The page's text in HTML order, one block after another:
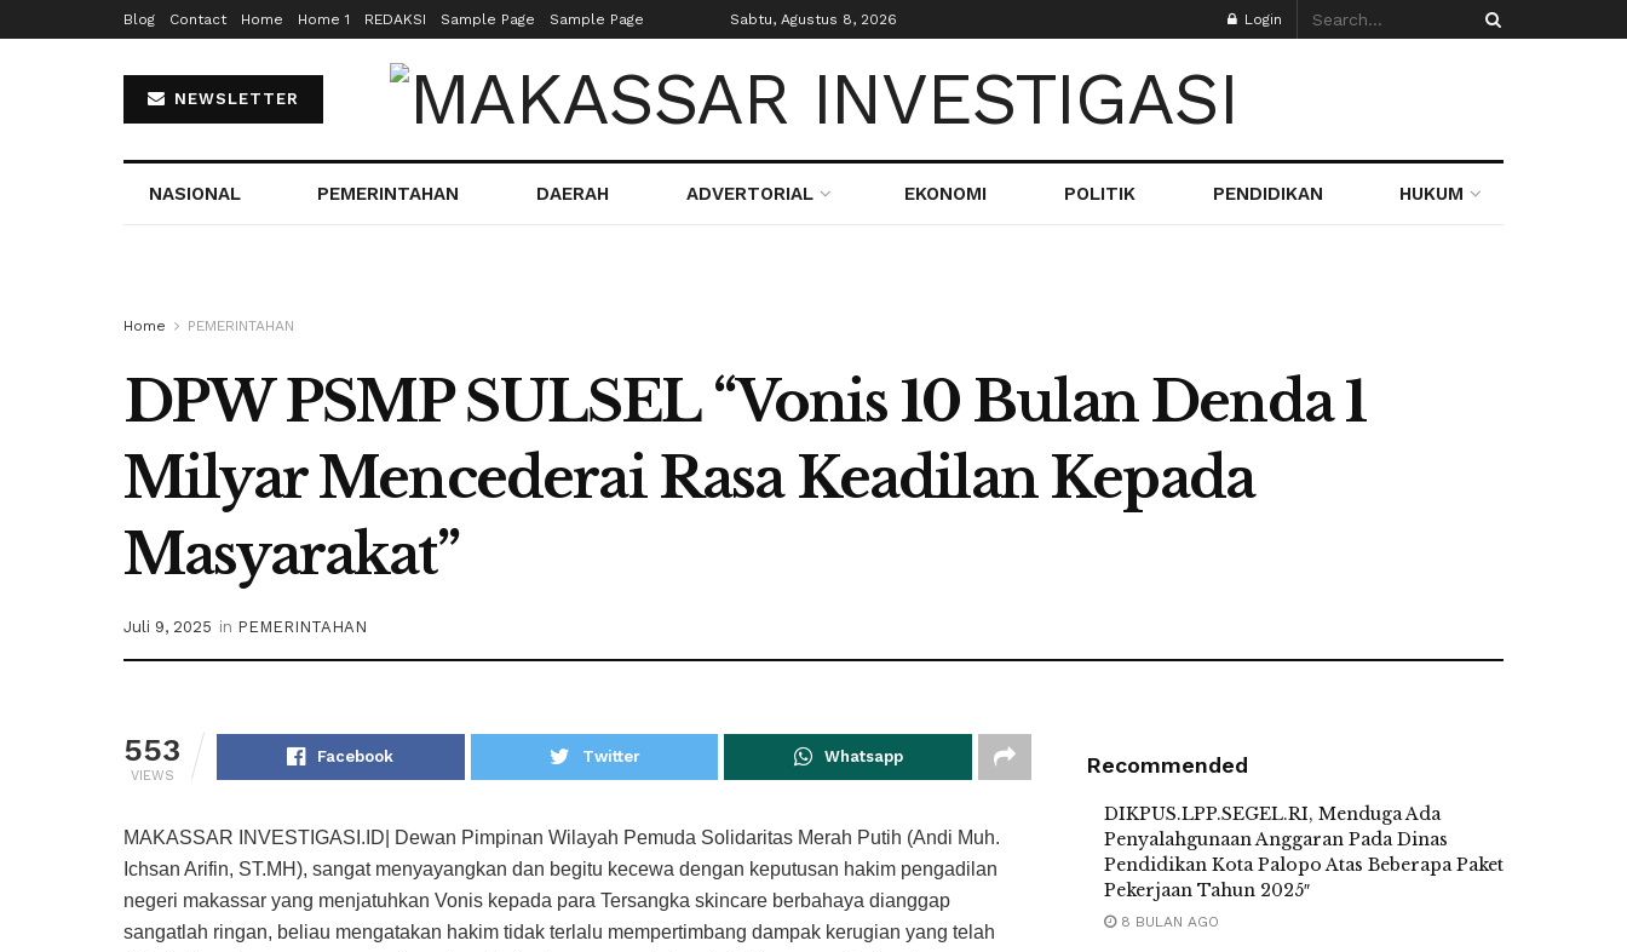
Blog Contact Home Home 1 REDAKSI Sample Page Sample Page Sabtu, Agustus 8, 2026 Login
NEWSLETTER
NASIONAL PEMERINTAHAN DAERAH ADVERTORIAL EKONOMI POLITIK PENDIDIKAN HUKUM
Home PEMERINTAHAN
DPW PSMP SULSEL “Vonis 10 Bulan Denda 1
Milyar Mencederai Rasa Keadilan Kepada
Masyarakat”
Juli 9, 2025 in PEMERINTAHAN
553
VIEWS
Facebook Twitter Whatsapp
MAKASSAR INVESTIGASI.ID| Dewan Pimpinan Wilayah Pemuda Solidaritas Merah Putih (Andi Muh.
Ichsan Arifin, ST.MH), sangat menyayangkan dan begitu kecewa dengan keputusan hakim pengadilan
negeri makassar yang menjatuhkan Vonis kepada para Tersangka skincare berbahaya dianggap
sangatlah ringan, beliau mengatakan hakim tidak terlalu mempertimbang dampak kerugian yang telah
Recommended
DIKPUS.LPP.SEGEL.RI, Menduga Ada
Penyalahgunaan Anggaran Pada Dinas
Pendidikan Kota Palopo Atas Beberapa Paket
Pekerjaan Tahun 2025″
8 BULAN AGO